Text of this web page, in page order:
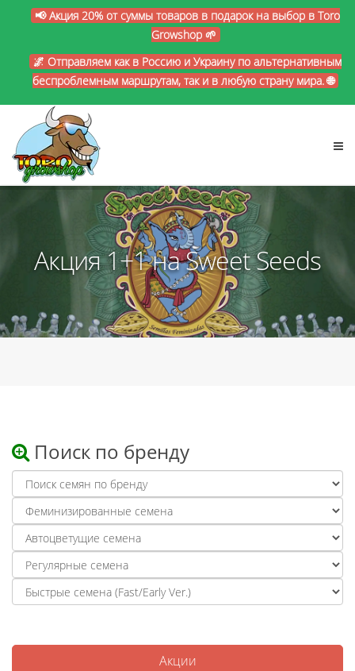
📢 Акция 20% от суммы товаров в подарок на выбор в Toro
Growshop 🌱
🌌 Отправляем как в Россию и Украину по альтернативным
беспроблемным маршрутам, так и в любую страну мира. 🌐
Акция 1+1 на Sweet Seeds
Поиск по бренду
Акции